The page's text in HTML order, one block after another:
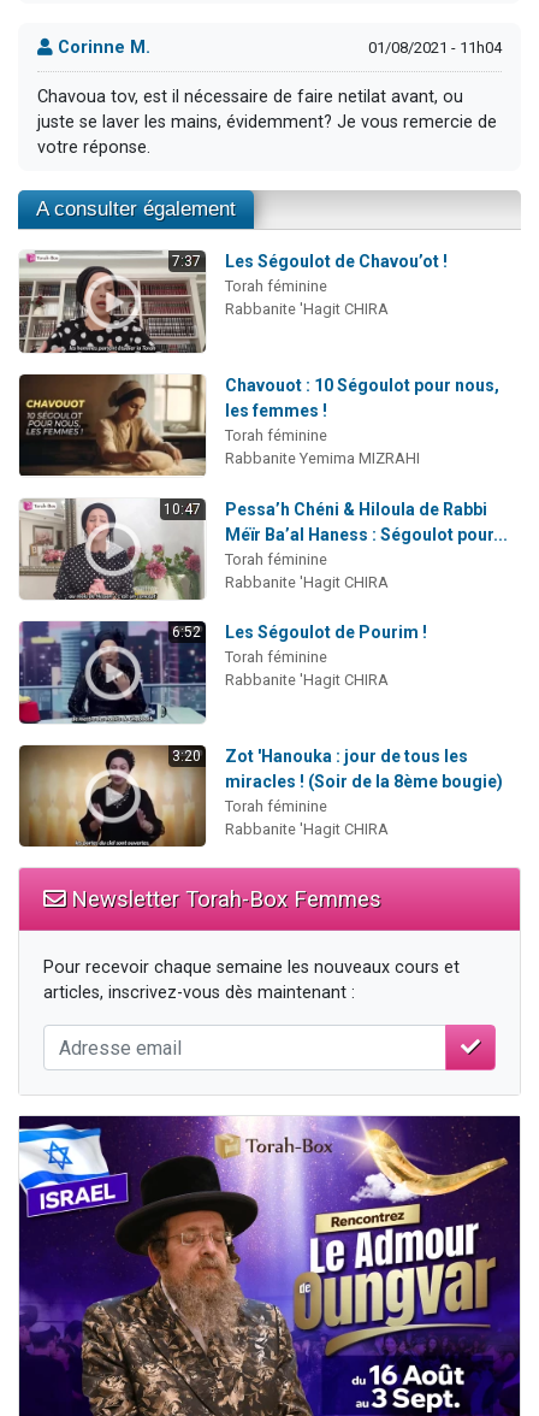
Corinne M. 01/08/2021 - 11h04
Chavoua tov, est il nécessaire de faire netilat avant, ou
juste se laver les mains, évidemment? Je vous remercie de
votre réponse.
A consulter également
7:37 Les Ségoulot de Chavou’ot !
Torah féminine
Rabbanite 'Hagit CHIRA
Chavouot : 10 Ségoulot pour nous,
les femmes !
Torah féminine
Rabbanite Yemima MIZRAHI
10:47
Pessa’h Chéni & Hiloula de Rabbi
Méïr Ba’al Haness : Ségoulot pour...
Torah féminine
Rabbanite 'Hagit CHIRA
6:52 Les Ségoulot de Pourim !
Torah féminine
Rabbanite 'Hagit CHIRA
3:20
Zot 'Hanouka : jour de tous les
miracles ! (Soir de la 8ème bougie)
Torah féminine
Rabbanite 'Hagit CHIRA
Newsletter Torah-Box Femmes
Pour recevoir chaque semaine les nouveaux cours et
articles, inscrivez-vous dès maintenant :